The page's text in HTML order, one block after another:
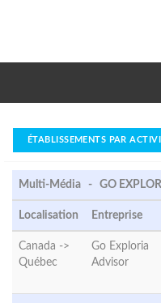
ÉTABLISSEMENTS PAR
Multi-Média - GO
Localisation Entreprise
Canada ->
Québec
Go Exploria
Advisor